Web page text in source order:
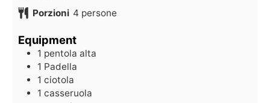
Porzioni 4 persone
Equipment
1 pentola alta
1 Padella
1 ciotola
1 casseruola